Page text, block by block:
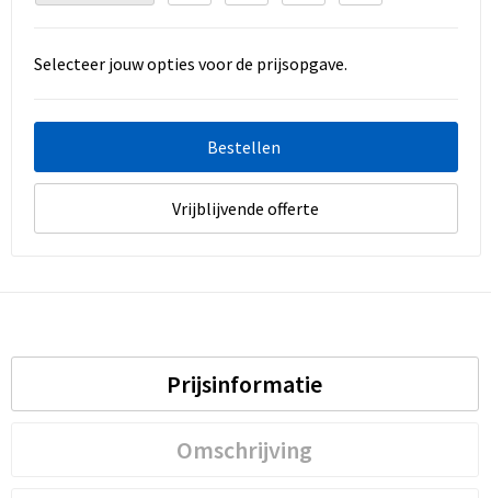
Selecteer jouw opties voor de prijsopgave.
Bestellen
Vrijblijvende offerte
Prijsinformatie
Omschrijving